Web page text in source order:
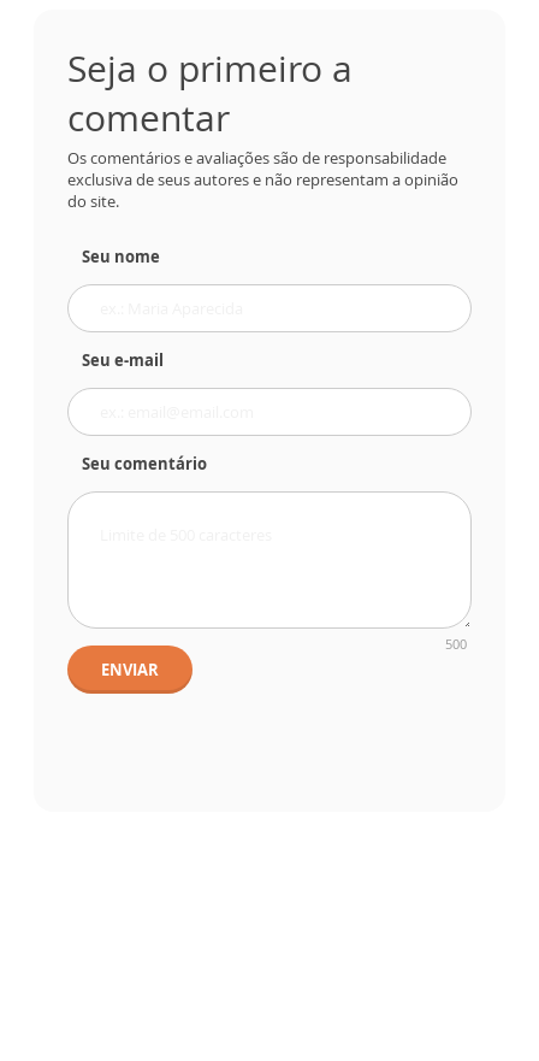
Seja o primeiro a
comentar
Os comentários e avaliações são de responsabilidade
exclusiva de seus autores e não representam a opinião
do site.
Seu nome
Seu e-mail
Seu comentário
500
ENVIAR